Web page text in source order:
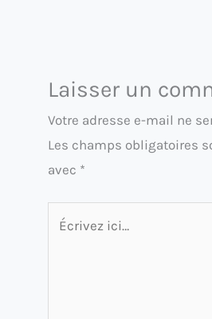
Laisser un
Votre adresse e-mail ne
Les champs obligatoires
avec *
Écrivez